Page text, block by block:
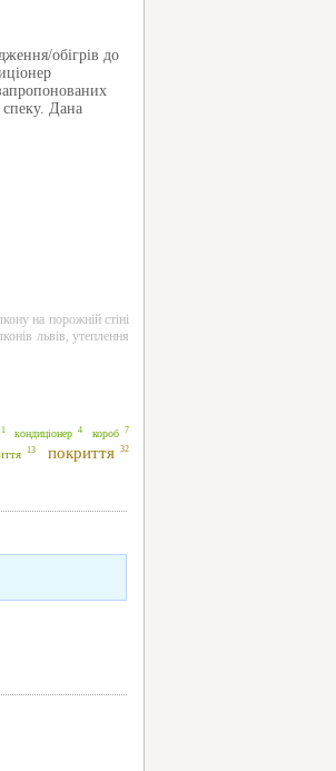
обігрів до
спеку. Дана
на порожній стіні
львів, утеплення
1 кондиціонер 4 короб 7
13 покриття 32